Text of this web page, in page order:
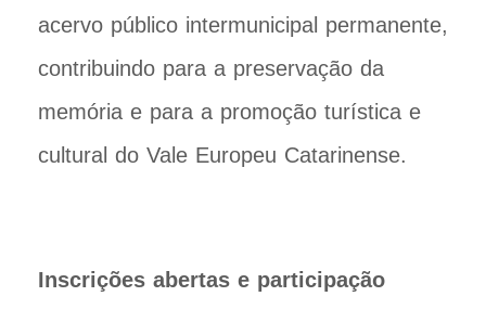
acervo público intermunicipal permanente,
contribuindo para a preservação da
memória e para a promoção turística e
cultural do Vale Europeu Catarinense.
Inscrições abertas e participação